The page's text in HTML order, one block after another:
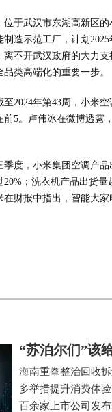
位于武汉市东湖高新区
造示范工厂，计划
不开武汉政府的大力
类高端化的重要一步。
2024年第43周，小米
5。卢伟冰在微博透露
季度，小米集团空调产
；洗衣机产品出货
财报中指出，智能大
“苏泊尔们”该
海南重拳整治回收
多举措提升消费体
百余家上市公司发